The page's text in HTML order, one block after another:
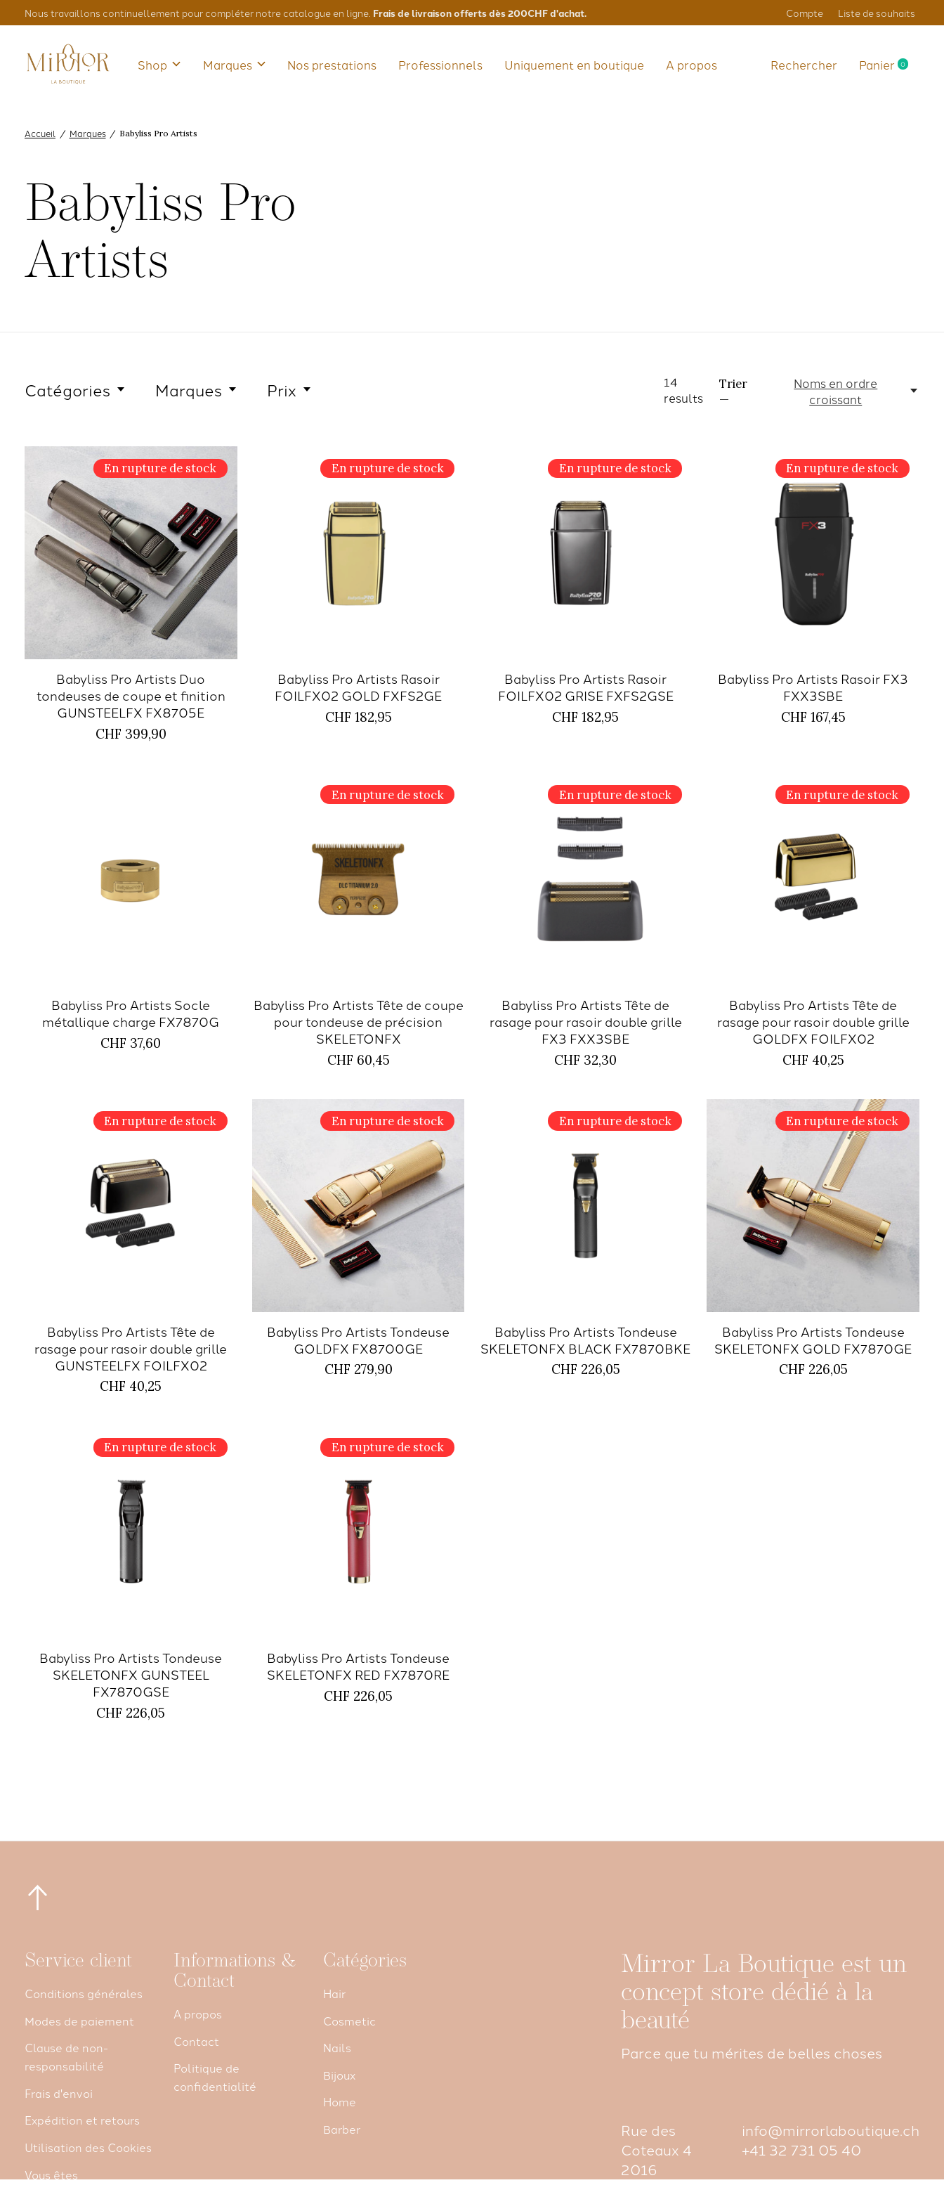
Nous travaillons continuellement pour compléter notre catalogue en ligne. Frais de livraison offerts dès 200CHF d'achat. Compte Liste de souhaits
Shop Marques Nos prestations Professionnels Uniquement en boutique A propos Rechercher Panier 0items
Accueil / Marques / Babyliss Pro Artists
Babyliss Pro
Artists
Catégories Marques Prix
14
results
Trier
—
Noms en ordre
croissant
En rupture de stock
Babyliss Pro Artists Duo
tondeuses de coupe et finition
GUNSTEELFX FX8705E
CHF 399,90
En rupture de stock
Babyliss Pro Artists Rasoir
FOILFX02 GOLD FXFS2GE
CHF 182,95
En rupture de stock
Babyliss Pro Artists Rasoir
FOILFX02 GRISE FXFS2GSE
CHF 182,95
En rupture de stock
Babyliss Pro Artists Rasoir FX3
FXX3SBE
CHF 167,45
Babyliss Pro Artists Socle
métallique charge FX7870G
CHF 37,60
En rupture de stock
Babyliss Pro Artists Tête de coupe
pour tondeuse de précision
SKELETONFX
CHF 60,45
En rupture de stock
Babyliss Pro Artists Tête de
rasage pour rasoir double grille
FX3 FXX3SBE
CHF 32,30
En rupture de stock
Babyliss Pro Artists Tête de
rasage pour rasoir double grille
GOLDFX FOILFX02
CHF 40,25
En rupture de stock
Babyliss Pro Artists Tête de
rasage pour rasoir double grille
GUNSTEELFX FOILFX02
CHF 40,25
En rupture de stock
Babyliss Pro Artists Tondeuse
GOLDFX FX8700GE
CHF 279,90
En rupture de stock
Babyliss Pro Artists Tondeuse
SKELETONFX BLACK FX7870BKE
CHF 226,05
En rupture de stock
Babyliss Pro Artists Tondeuse
SKELETONFX GOLD FX7870GE
CHF 226,05
En rupture de stock
Babyliss Pro Artists Tondeuse
SKELETONFX GUNSTEEL
FX7870GSE
CHF 226,05
En rupture de stock
Babyliss Pro Artists Tondeuse
SKELETONFX RED FX7870RE
CHF 226,05
Service client
Conditions générales
Modes de paiement
Clause de non-
responsabilité
Frais d'envoi
Expédition et retours
Utilisation des Cookies
Vous êtes
Informations &
Contact
A propos
Contact
Politique de
confidentialité
Catégories
Hair
Cosmetic
Nails
Bijoux
Home
Barber
Mirror La Boutique est un
concept store dédié à la
beauté
Parce que tu mérites de belles choses
Rue des
Coteaux 4
2016
info@mirrorlaboutique.ch
+41 32 731 05 40